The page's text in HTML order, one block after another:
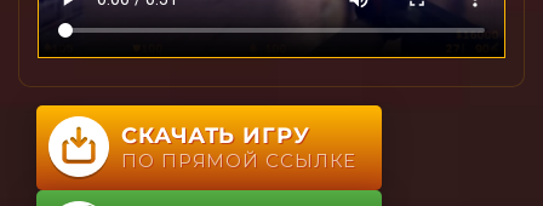
СКАЧАТЬ ИГРУ
ПО ПРЯМОЙ ССЫЛКЕ